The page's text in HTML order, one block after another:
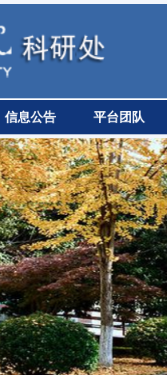
信息公告 平台团队